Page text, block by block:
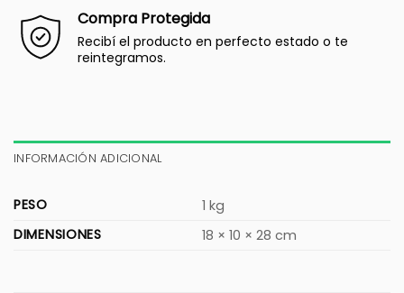
Compra Protegida
Recibí el producto en perfecto estado o te
reintegramos.
INFORMACIÓN ADICIONAL
PESO
1 kg
DIMENSIONES
18 × 10 × 28 cm